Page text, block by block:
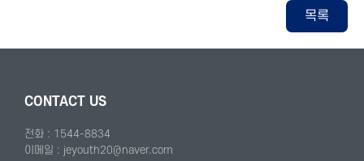
목록
CONTACT US
전화 : 1544-8834
이메일 : jeyouth20@naver.com